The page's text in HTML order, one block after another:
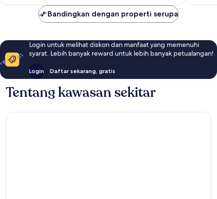
Bandingkan dengan properti serupa
Login untuk melihat diskon dan manfaat yang memenuhi
syarat. Lebih banyak reward untuk lebih banyak petualangan!
Login Daftar sekarang, gratis
Tentang kawasan sekitar